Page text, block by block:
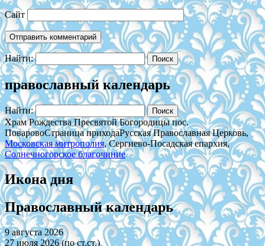
Сайт
Найти:
православный календарь
Найти:
Храм Рождества Пресвятой Богородицы пос.
ПоваровоСтраница приходаРусская Православная Церковь,
Московская митрополия, Сергиево-Посадская епархия,
Солнечногорское благочиние
Икона дня
Православный календарь
9 августа 2026
27 июля 2026 (по ст.ст.)